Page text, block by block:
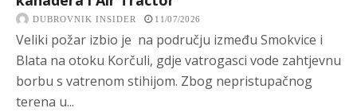
DUBROVNIK INSIDER 11/07/2026
Veliki požar izbio je na području između Smokvice i
Blata na otoku Korčuli, gdje vatrogasci vode zahtjevnu
borbu s vatrenom stihijom. Zbog nepristupačnog
terena u...